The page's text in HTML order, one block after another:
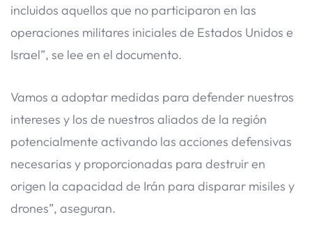
incluidos aquellos que no participaron en las
operaciones militares iniciales de Estados Unidos e
Israel”, se lee en el documento.
Vamos a adoptar medidas para defender nuestros
intereses y los de nuestros aliados de la región
potencialmente activando las acciones defensivas
necesarias y proporcionadas para destruir en
origen la capacidad de Irán para disparar misiles y
drones”, aseguran.